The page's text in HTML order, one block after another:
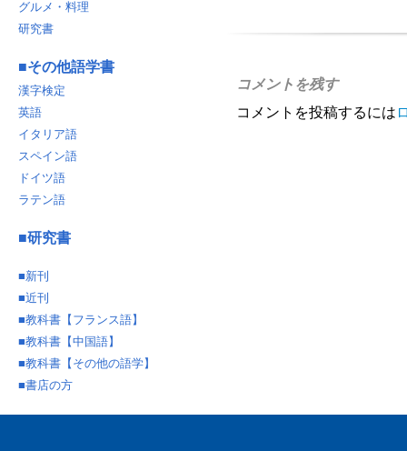
コメントを残す
コメントを投稿するには
グルメ・料理
研究書
■その他語学書
漢字検定
英語
イタリア語
スペイン語
ドイツ語
ラテン語
■研究書
■新刊
■近刊
■教科書【フランス語】
■教科書【中国語】
■教科書【その他の語学】
■書店の方